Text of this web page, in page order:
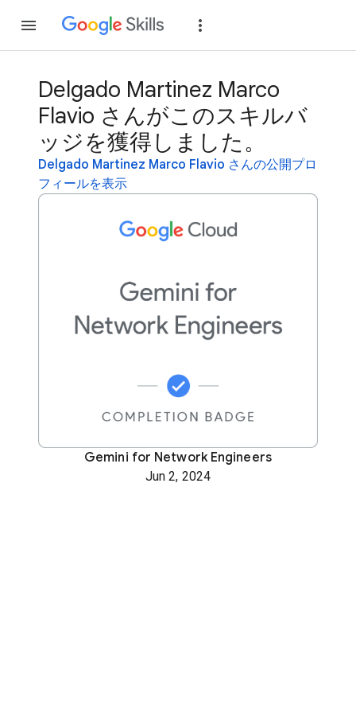
Delgado Martinez Marco
Flavio さんがこのスキルバ
ッジを獲得しました。
Delgado Martinez Marco Flavio さんの公開プロ
フィールを表示